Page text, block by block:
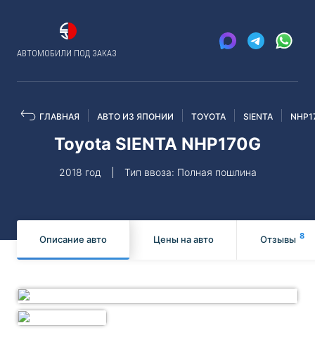
АВТОМОБИЛИ ПОД ЗАКАЗ
ГЛАВНАЯ АВТО ИЗ ЯПОНИИ TOYOTA SIENTA
Toyota SIENTA NHP170G
2018 год Тип ввоза: Полная пошлина
Описание авто Цены на авто Отзывы 8